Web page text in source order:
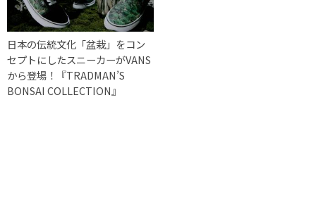
日本の伝統文化「盆栽」をコン
セプトにしたスニーカーがVANS
から登場！『TRADMAN’S
BONSAI COLLECTION』